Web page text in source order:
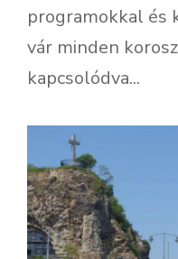
programokkal és
vár minden
kapcsolódva...